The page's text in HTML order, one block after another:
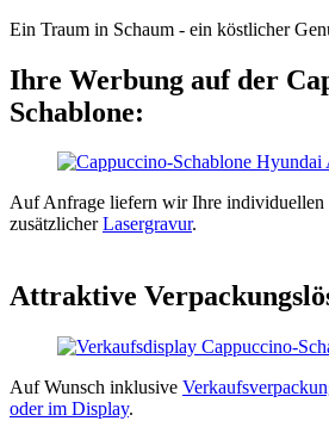
Ein Traum in Schaum - ein köstlicher
Ihre Werbung auf der
Schablone:
Auf Anfrage liefern wir Ihre individuellen
zusätzlicherLasergravur.
Attraktive
Auf Wunsch inklusive
oder im Display.